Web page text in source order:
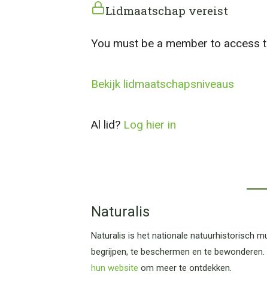
Lidmaatschap vereist
You must be a member to access
Bekijk lidmaatschapsniveaus
Al lid? Log hier in
Naturalis
Naturalis is het nationale natuurhistorisch
begrijpen, te beschermen en te
hun website om meer te ontdekken.